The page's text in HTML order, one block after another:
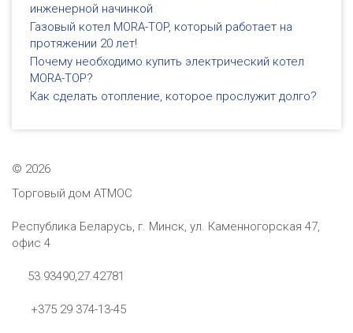
инженерной начинкой
Газовый котел MORA-TOP, который работает на
протяжении 20 лет!
Почему необходимо купить электрический котел
MORA-TOP?
Как сделать отопление, которое прослужит долго?
© 2026
Торговый дом АТМОС
Республика Беларусь, г. Минск, ул. Каменногорская 47,
офис 4
53.93490,27.42781
+375 29 374-13-45